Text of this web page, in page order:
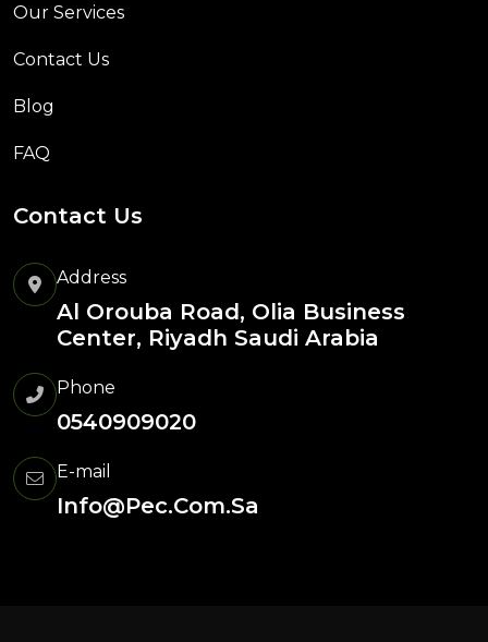
Our Services
Contact Us
Blog
FAQ
Contact Us
Address
Al Orouba Road, Olia Business
Center, Riyadh Saudi Arabia
Phone
0540909020
E-mail
Info@pec.com.sa